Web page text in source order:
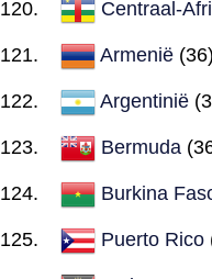
Centraal-
Armenië (36)
Argentinië
Bermuda
Burkina
Puerto Rico